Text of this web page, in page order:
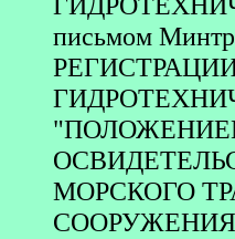
письмом
МОРСКОГО